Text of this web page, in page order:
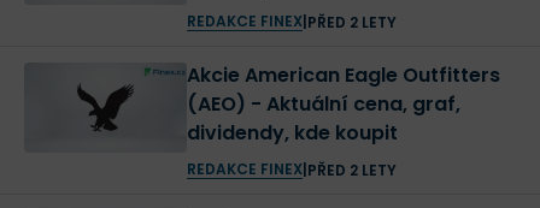
REDAKCE FINEX| PŘED 2 LETY
Akcie American Eagle Outfitters
(AEO) - Aktuální cena, graf,
dividendy, kde koupit
REDAKCE FINEX| PŘED 2 LETY